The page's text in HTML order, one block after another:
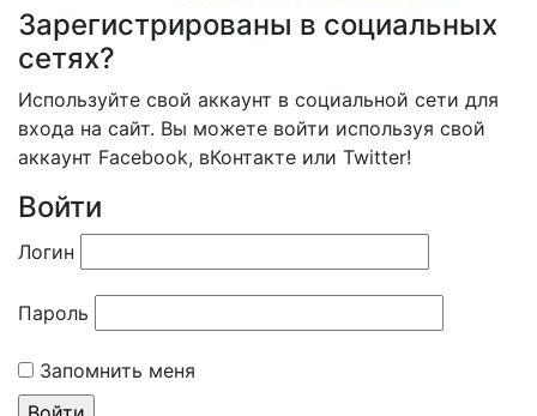
Зарегистрированы в социальных
сетях?
Используйте свой аккаунт в социальной сети для
входа на сайт. Вы можете войти используя свой
аккаунт Facebook, вКонтакте или Twitter!
Войти
Логин
Пароль
Запомнить меня